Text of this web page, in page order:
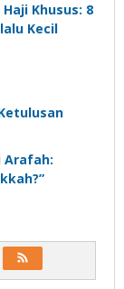
Khusus: 8
Kecil
Arafah: